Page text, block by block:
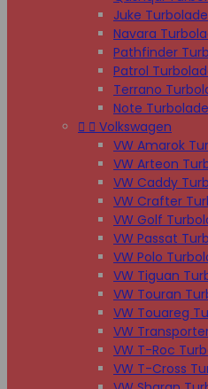
Juke
Navara
Pathfinder
Patrol
Terrano
Note
  Volkswagen
VW Amarok
VW Arteon
VW Caddy
VW Crafter
VW Golf
VW Passat
VW Polo
VW Tiguan
VW Touran
VW Touareg
VW
VW T-Roc
VW T-Cross